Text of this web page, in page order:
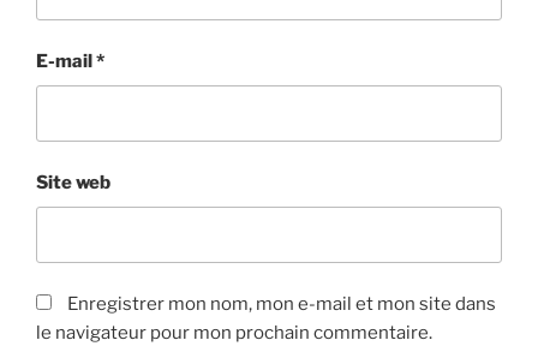
E-mail*
Site web
Enregistrer mon nom, mon e-mail et mon site dans
le navigateur pour mon prochain commentaire.